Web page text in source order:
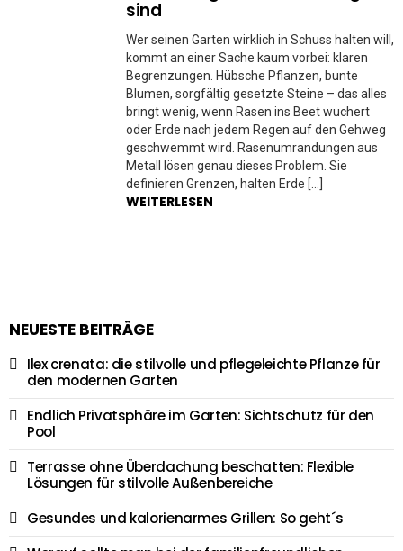
sind
Wer seinen Garten wirklich in Schuss halten will,
kommt an einer Sache kaum vorbei: klaren
Begrenzungen. Hübsche Pflanzen, bunte
Blumen, sorgfältig gesetzte Steine – das alles
bringt wenig, wenn Rasen ins Beet wuchert
oder Erde nach jedem Regen auf den Gehweg
geschwemmt wird. Rasenumrandungen aus
Metall lösen genau dieses Problem. Sie
definieren Grenzen, halten Erde […]
WEITERLESEN
NEUESTE BEITRÄGE
Ilex crenata: die stilvolle und pflegeleichte Pflanze für
den modernen Garten
Endlich Privatsphäre im Garten: Sichtschutz für den
Pool
Terrasse ohne Überdachung beschatten: Flexible
Lösungen für stilvolle Außenbereiche
Gesundes und kalorienarmes Grillen: So geht´s